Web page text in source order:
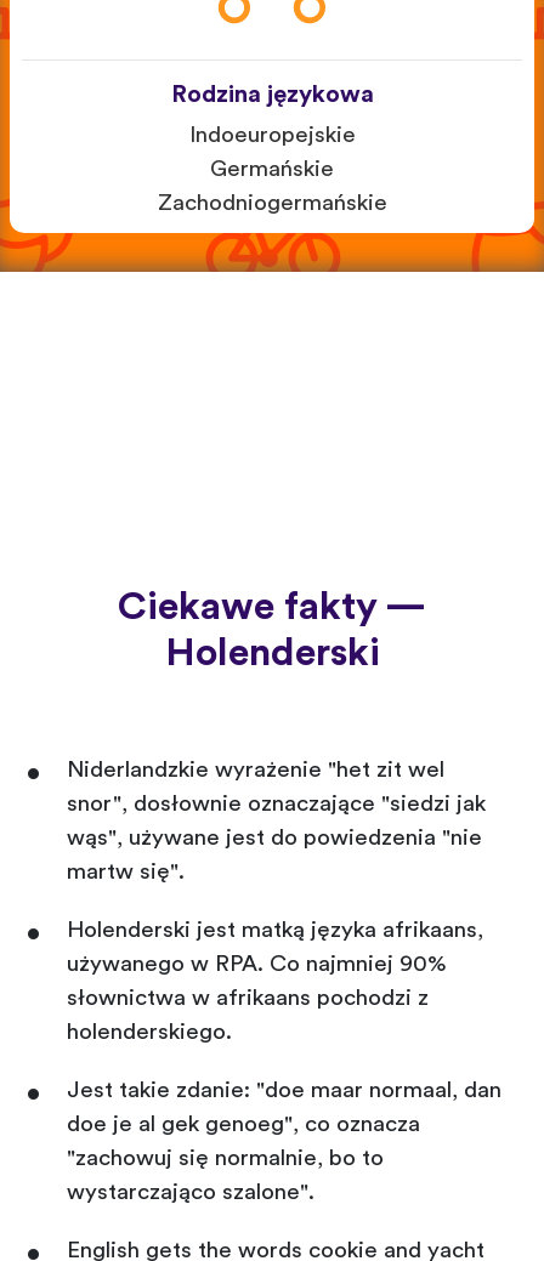
Rodzina językowa
Indoeuropejskie
Germańskie
Zachodniogermańskie
Ciekawe fakty —
Holenderski
Niderlandzkie wyrażenie "het zit wel
snor", dosłownie oznaczające "siedzi jak
wąs", używane jest do powiedzenia "nie
martw się".
Holenderski jest matką języka afrikaans,
używanego w RPA. Co najmniej 90%
słownictwa w afrikaans pochodzi z
holenderskiego.
Jest takie zdanie: "doe maar normaal, dan
doe je al gek genoeg", co oznacza
"zachowuj się normalnie, bo to
wystarczająco szalone".
English gets the words cookie and yacht